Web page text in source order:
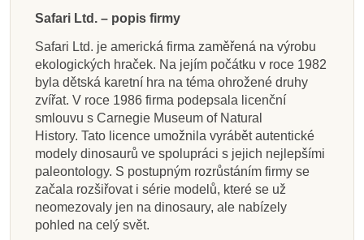
Safari Ltd. – popis firmy
Safari Ltd. je americká firma zaměřená na výrobu
ekologických hraček. Na jejím počátku v roce 1982
byla dětská karetní hra na téma ohrožené druhy
zvířat. V roce 1986 firma podepsala licenční
smlouvu s Carnegie Museum of Natural
History. Tato licence umožnila vyrábět autentické
modely dinosaurů ve spolupráci s jejich nejlepšími
paleontology. S postupným rozrůstáním firmy se
začala rozšiřovat i série modelů, které se už
neomezovaly jen na dinosaury, ale nabízely
pohled na celý svět.